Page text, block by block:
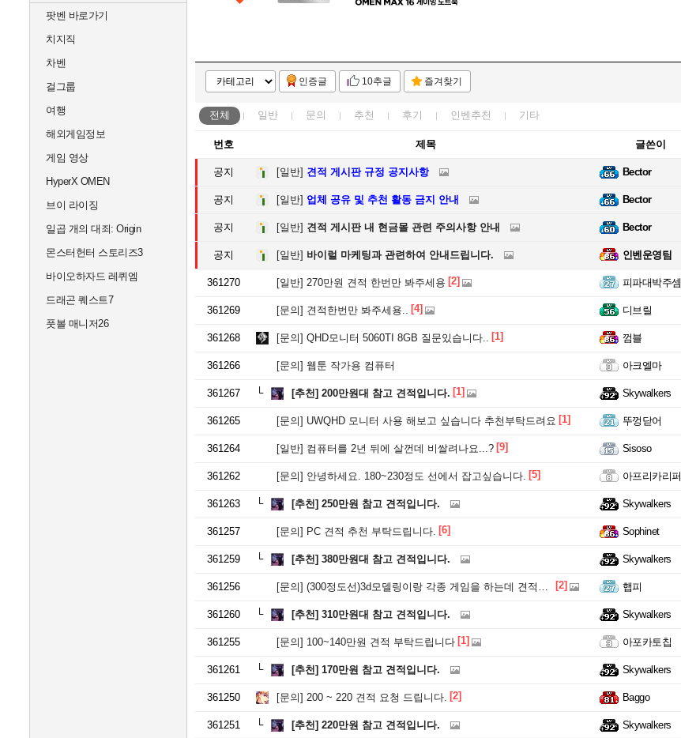
팟벤 바로가기
치지직
차벤
걸그룹
여행
해외게임정보
게임 영상
HyperX OMEN
브이 라이징
일곱 개의 대죄: Origin
몬스터헌터 스토리즈3
바이오하자드 레퀴엠
드래곤 퀘스트7
풋볼 매니저26
인증글 10추글 즐겨찾기
전체 일반 문의 추천 후기 인벤추천 기타
번호 제목 글쓴이
공지 [일반] 견적 게시판 규정 공지사항 Bector
공지 [일반] 업체 공유 및 추천 활동 금지 안내 Bector
공지 [일반] 견적 게시판 내 현금몰 관련 주의사항 안내 Bector
공지 [일반] 바이럴 마케팅과 관련하여 안내드립니다. 인벤운영팀
361270 [일반] 270만원 견적 한번만 봐주세용 [2] 피파대박주셈
361269 [문의] 견적한번만 봐주세용.. [4] 디브릴
361268 [문의] QHD모니터 5060TI 8GB 질문있습니다.. [1] 껌블
361266 [문의] 웹툰 작가용 컴퓨터 아크엘마
361267 [추천] 200만원대 참고 견적입니다. [1] Skywalkers
361265 [문의] UWQHD 모니터 사용 해보고 싶습니다 추천부탁드려요 [1] 뚜껑닫어
361264 [일반] 컴퓨터를 2년 뒤에 살껀데 비쌀려나요...? [9] Sisoso
361262 [문의] 안녕하세요. 180~230정도 선에서 잡고싶습니다. [5] 아프리카리퍼
361263 [추천] 250만원 참고 견적입니다. Skywalkers
361257 [문의] PC 견적 추천 부탁드립니다. [6] Sophinet
361259 [추천] 380만원대 참고 견적입니다. Skywalkers
361256 [문의] (300정도선)3d모델링이랑 각종 게임을 하는데 견적부탁드립니다!300정도선 [2] 햅피
361260 [추천] 310만원대 참고 견적입니다. Skywalkers
361255 [문의] 100~140만원 견적 부탁드립니다 [1] 아포카토칩
361261 [추천] 170만원 참고 견적입니다. Skywalkers
361250 [문의] 200 ~ 220 견적 요청 드립니다. [2] Baggo
361251 [추천] 220만원 참고 견적입니다. Skywalkers